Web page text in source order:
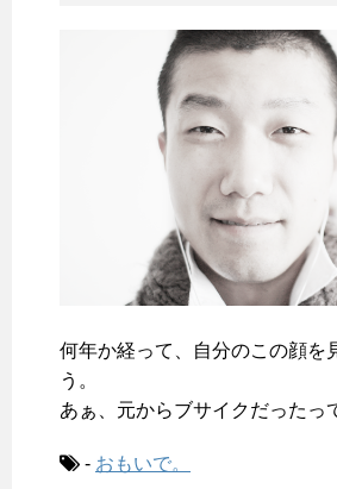
何年か経って、自分のこの顔を
う。
あぁ、元からブサイクだったっ
- おもいで。